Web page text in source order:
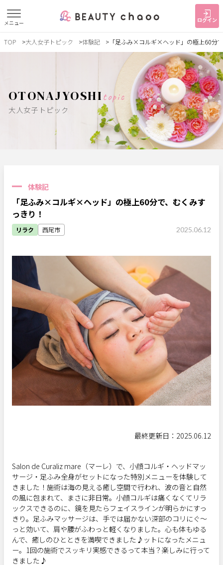
メニュー ログイン
すでに会員の方 はじめてご利用の方
新規会員登録
ジャンルで探す
ネイル・まつげ エステ
メンズ
サービス
大人女子トピック
よくある質問
利用規約
プライバシーポリシー
サイトマップ
運営会社
お知らせ
お問い合わせ
掲載店様
掲載のご案内
掲載の申込み
掲載店様ログイン
TOP 大人女子トピック 体験記 「足ふみ×コルギ×ヘッド」の極上60分
OTONAJYOSHItopic
大人女子トピック
体験記
「足ふみ×コルギ×ヘッド」の極上60分で、むくみす
っきり！
リラク 西尾市 2025.06.12
最終更新日：2025.06.12
Salon de Curaliz mare（マーレ）で、小顔コルギ・ヘッドマッ
サージ・足ふみ全身がセットになった特別メニューを体験して
きました！施術は海の見える癒し空間で行われ、波の音と自然
の風に包まれて、まさに非日常。小顔コルギは痛くなくてリラ
ックスできるのに、鏡を見たらフェイスラインが明らかにすっ
きり。足ふみマッサージは、手では届かない深部のコリにぐ〜
っと効いて、肩や腰がふわっと軽くなりました。心も体もゆる
んで、癒しのひとときを満喫できました♪ットになったメニュ
ー。1回の施術でスッキリ実感できるって本当？楽しみに行って
きました♪